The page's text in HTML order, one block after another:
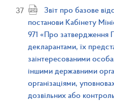
Звіт про базове
постанови Кабінету
971 «Про затвердження
декларантами, їх
заінтересованими
іншими державними
організаціями,
дозвільних або